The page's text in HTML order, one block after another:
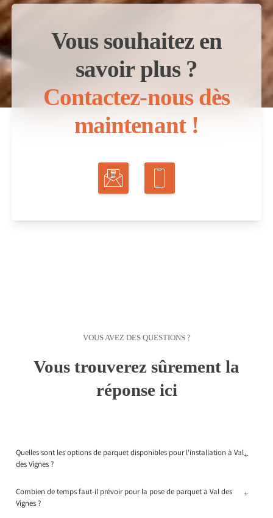
Vous souhaitez en
savoir plus ?
Contactez-nous dès
maintenant !
VOUS AVEZ DES QUESTIONS ?
Vous trouverez sûrement la
réponse ici
Quelles sont les options de parquet disponibles pour l'installation à Val
des Vignes ?
+
Combien de temps faut-il prévoir pour la pose de parquet à Val des
Vignes ?
+